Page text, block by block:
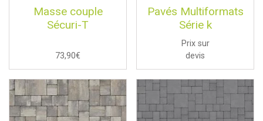
Masse couple
Sécuri-T
73,90€
Pavés Multiformats
Série k
Prix sur
devis